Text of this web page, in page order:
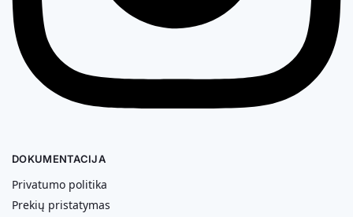
DOKUMENTACIJA
Privatumo politika
Prekių pristatymas